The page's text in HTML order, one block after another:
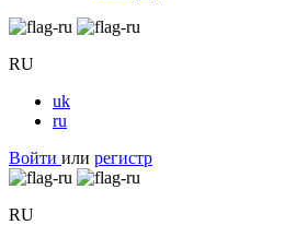
RU
uk
ru
Войти или регистр
RU